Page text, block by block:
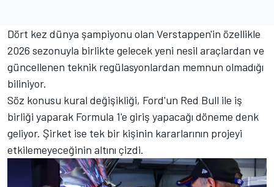
Dört kez dünya şampiyonu olan Verstappen'in özellikle
2026 sezonuyla birlikte gelecek yeni nesil araçlardan ve
güncellenen teknik regülasyonlardan memnun olmadığı
biliniyor.
Söz konusu kural değişikliği, Ford'un Red Bull ile iş
birliği yaparak Formula 1'e giriş yapacağı döneme denk
geliyor. Şirket ise tek bir kişinin kararlarının projeyi
etkilemeyeceğinin altını çizdi.